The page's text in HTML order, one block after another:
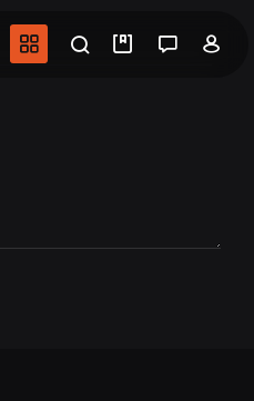
au
contenu
Navigation
Recherche
Mes